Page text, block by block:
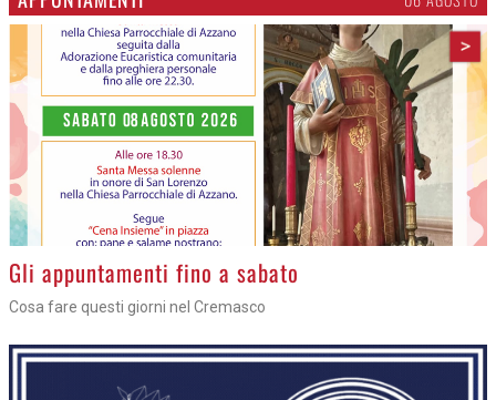
>
Gli appuntamenti fino a sabato
Cosa fare questi giorni nel Cremasco